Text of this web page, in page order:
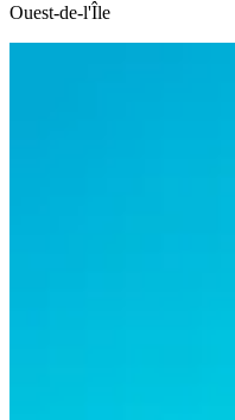
Ouest-de-l'Île